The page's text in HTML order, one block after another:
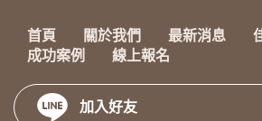
首頁 關於我們 最新消息
成功案例
線上報名
加入好友